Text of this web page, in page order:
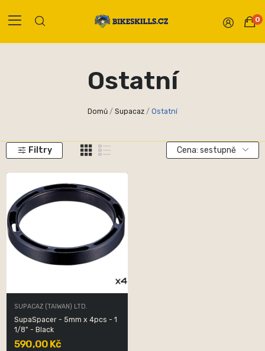
0
Ostatní
Domů Supacaz Ostatní
Filtry Cena: sestupně
SUPACAZ (TAIWAN) LTD.
SupaSpacer - 5mm x 4pcs - 1
1/8" - Black
590,00 Kč